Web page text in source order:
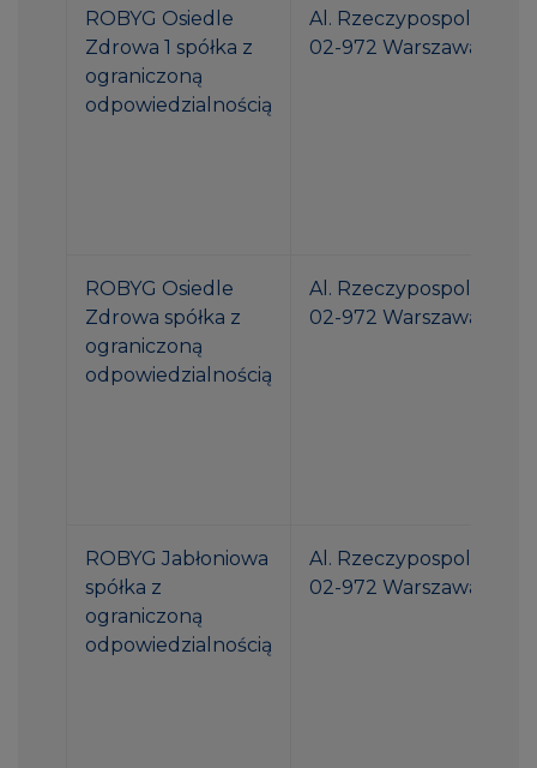
ROBYG Osiedle
Zdrowa 1 spółka z
ograniczoną
odpowiedzialnością
Al. Rzeczypospolitej 1
02-972 Warszawa
ROBYG Osiedle
Zdrowa spółka z
ograniczoną
odpowiedzialnością
Al. Rzeczypospolitej 1
02-972 Warszawa
ROBYG Jabłoniowa
spółka z
ograniczoną
odpowiedzialnością
Al. Rzeczypospolitej 1
02-972 Warszawa